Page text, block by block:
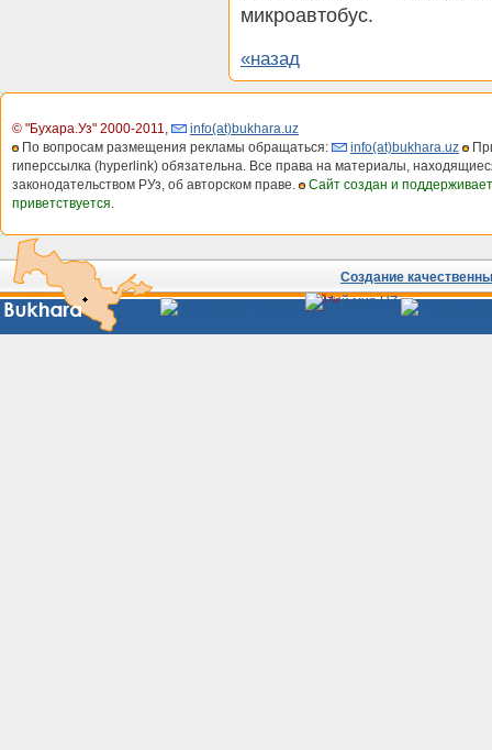
микроавтобус.
«назад
© "Бухара.Уз" 2000-2011
info(at)bukhara.uz
По вопросам размещения рекламы обращаться:
info(at)bukhara.uz
гиперссылка (hyperlink) обязательна. Все права на материалы,
законодательством РУз, об авторском праве.
Сайт создан и
приветствуется.
Создание
Сайты
Узбекистана